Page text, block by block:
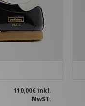
110,00€ inkl.
MwST.